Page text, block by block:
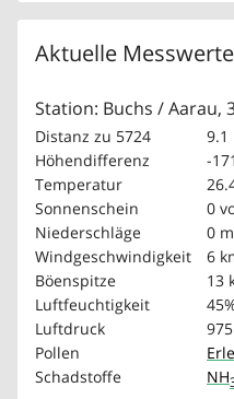
Aktuelle Messwerte
Station: Buchs / Aarau,
Distanz zu 5724
9.1
Höhendifferenz
-
Temperatur
Sonnenschein
0
Niederschläge
0
Windgeschwindigkeit
6
Böenspitze
13
Luftfeuchtigkeit
Luftdruck
Pollen
Erle
Schadstoffe
NH